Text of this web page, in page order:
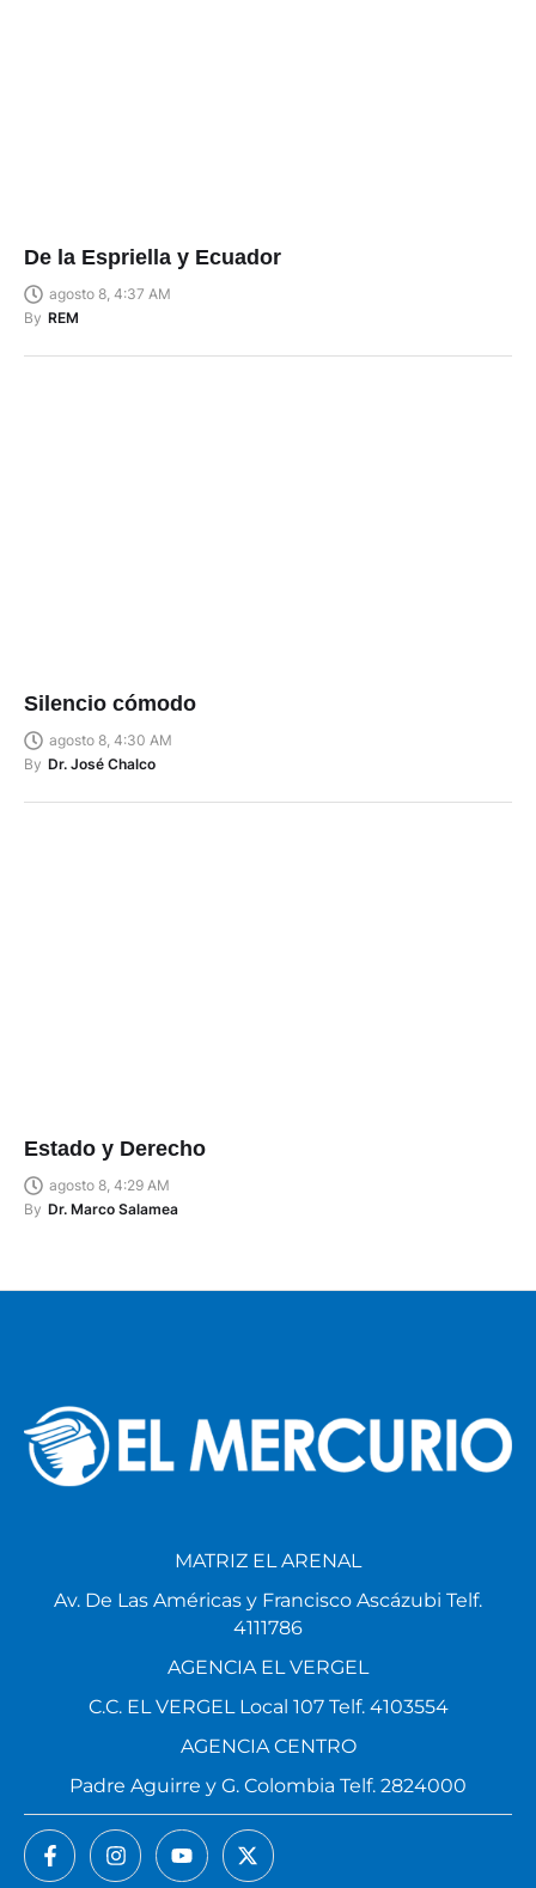
De la Espriella y Ecuador
agosto 8, 4:37 AM
By REM
Silencio cómodo
agosto 8, 4:30 AM
By Dr. José Chalco
Estado y Derecho
agosto 8, 4:29 AM
By Dr. Marco Salamea
MATRIZ EL ARENAL
Av. De Las Américas y Francisco Ascázubi Telf.
4111786
AGENCIA EL VERGEL
C.C. EL VERGEL Local 107 Telf. 4103554
AGENCIA CENTRO
Padre Aguirre y G. Colombia Telf. 2824000